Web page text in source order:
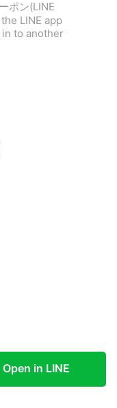
ポン(LINE
LINE app
to another
Open in LINE